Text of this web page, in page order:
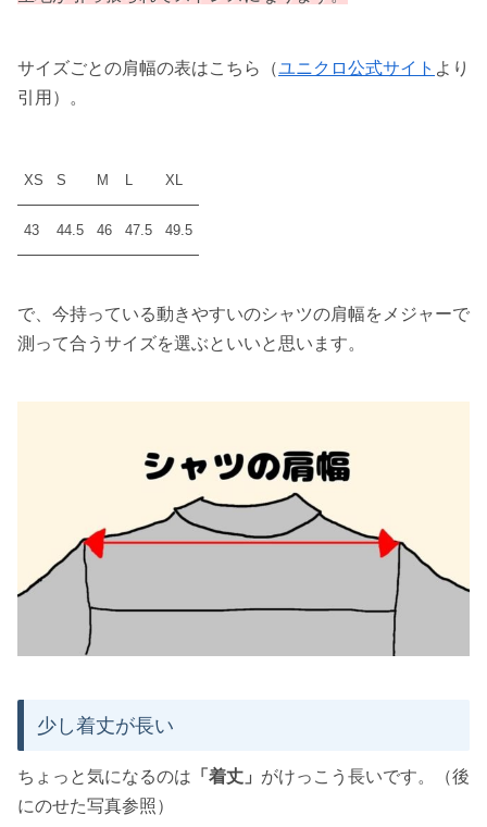
サイズごとの肩幅の表はこちら（ユニクロ公式サイト より
引用）。
XS S M L XL
43 44.5 46 47.5 49.5
で、 今持っている動きやすいのシャツの肩幅をメジャーで
測って合うサイズを選ぶといいと思います。
少し着丈が長い
ちょっと気になるのは 「着丈」 がけっこう長いです。（後
にのせた写真参照）